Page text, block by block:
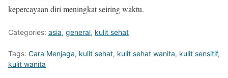
kepercayaan diri meningkat seiring waktu.
Categories: asia, general, kulit sehat
Tags: Cara Menjaga, kulit sehat, kulit sehat wanita, kulit sensitif,
kulit wanita